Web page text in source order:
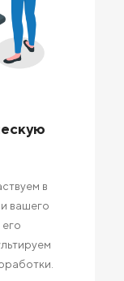
в
вашего